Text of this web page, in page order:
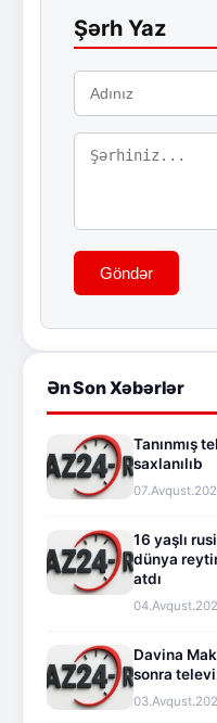
Şərh Yaz
Göndər
Ən Son Xəbərlər
Tanınmış
saxlanılıb
16 yaşlı
dünya
atdı
Davina
sonra